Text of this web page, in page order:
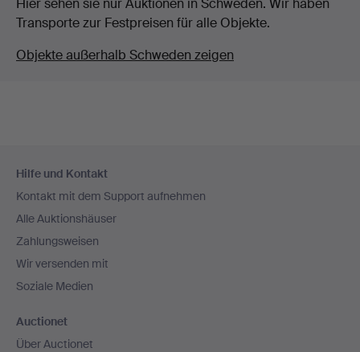
Hier sehen sie nur Auktionen in Schweden. Wir haben
Transporte zur Festpreisen für alle Objekte.
Objekte außerhalb Schweden zeigen
Navigation
Hilfe und Kontakt
Kontakt mit dem Support aufnehmen
Alle Auktionshäuser
Zahlungsweisen
Wir versenden mit
Soziale Medien
Auctionet
Über Auctionet